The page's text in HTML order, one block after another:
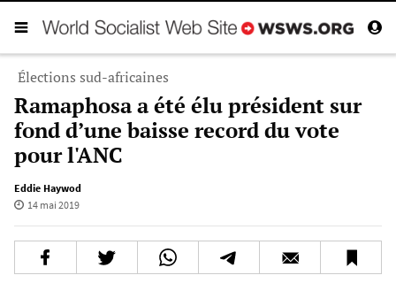
Élections sud-africaines
Ramaphosa a été élu président sur
fond d’une baisse record du vote
pour l'ANC
Eddie Haywod
14 mai 2019